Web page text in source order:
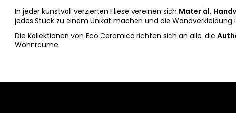
In jeder kunstvoll verzierten Fliese vereinen sich Material,
jedes Stück zu einem Unikat machen und die
Die Kollektionen von Eco Ceramica richten sich an alle, die
Wohnräume.